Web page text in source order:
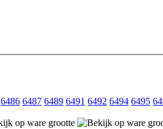
6486 6487 6489 6491 6492 6494 6495